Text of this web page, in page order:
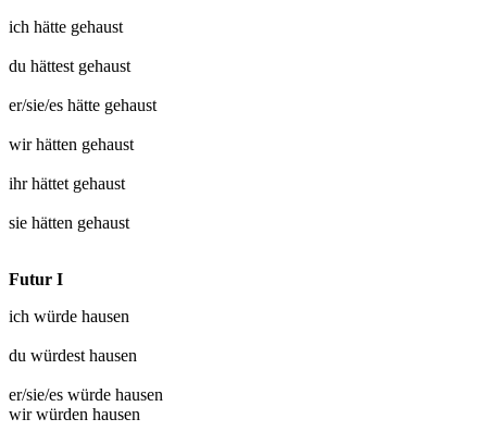
ich hätte gehaust
du hättest gehaust
er/sie/es hätte gehaust
wir hätten gehaust
ihr hättet gehaust
sie hätten gehaust
Futur I
ich würde hausen
du würdesthausen
er/sie/es würde hausen
wir würden hausen